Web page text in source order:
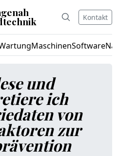
Kontakt
MaschinenSoftware
und
ich
von
zur